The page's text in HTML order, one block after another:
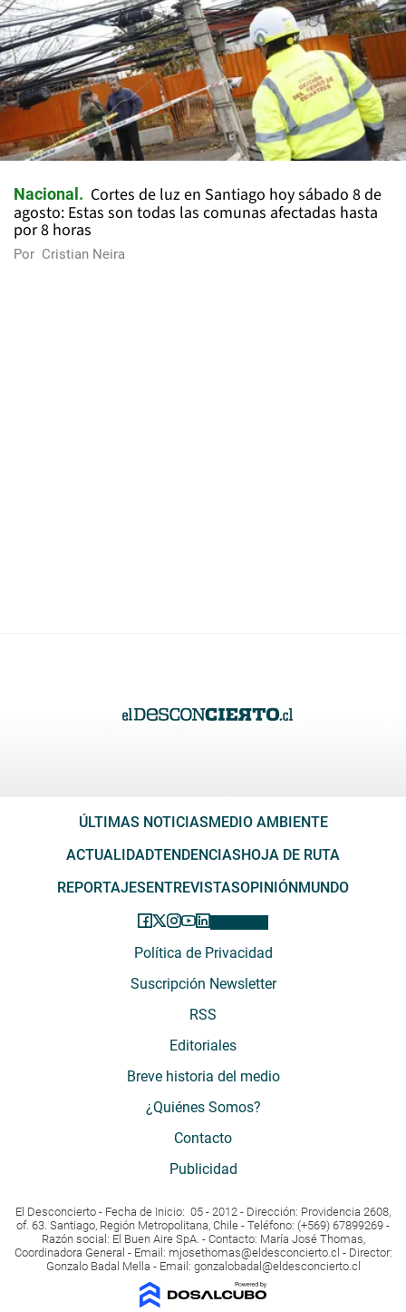
Nacional
Cortes de luz en Santiago hoy sábado 8 de
agosto: Estas son todas las comunas afectadas hasta
por 8 horas
Por Cristian Neira
ÚLTIMAS NOTICIASMEDIO AMBIENTE
ACTUALIDADTENDENCIASHOJA DE RUTA
REPORTAJESENTREVISTASOPINIÓNMUNDO
Política de Privacidad
Suscripción Newsletter
RSS
Editoriales
Breve historia del medio
¿Quiénes Somos?
Contacto
Publicidad
El Desconcierto - Fecha de Inicio: 05 - 2012 - Dirección: Providencia 2608,
of. 63. Santiago, Región Metropolitana, Chile - Teléfono: (+569) 67899269 -
Razón social: El Buen Aire SpA. - Contacto: María José Thomas,
Coordinadora General - Email: mjosethomas@eldesconcierto.cl - Director:
Gonzalo Badal Mella - Email: gonzalobadal@eldesconcierto.cl